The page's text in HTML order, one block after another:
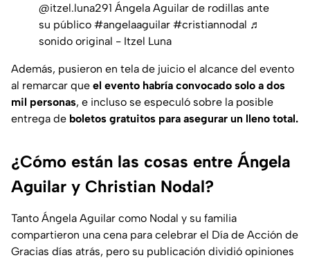
@itzel.luna291 Ángela Aguilar de rodillas ante
su público #angelaaguilar #cristiannodal ♬
sonido original - Itzel Luna
Además, pusieron en tela de juicio el alcance del evento
al remarcar que el evento habría convocado solo a dos
mil personas, e incluso se especuló sobre la posible
entrega de boletos gratuitos para asegurar un lleno total.
¿Cómo están las cosas entre Ángela
Aguilar y Christian Nodal?
Tanto Ángela Aguilar como Nodal y su familia
compartieron una cena para celebrar el Día de Acción de
Gracias días atrás, pero su publicación dividió opiniones